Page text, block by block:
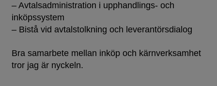
– Avtalsadministration i upphandlings- och
inköpssystem
– Bistå vid avtalstolkning och leverantörsdialog
Bra samarbete mellan inköp och kärnverksamhet
tror jag är nyckeln.